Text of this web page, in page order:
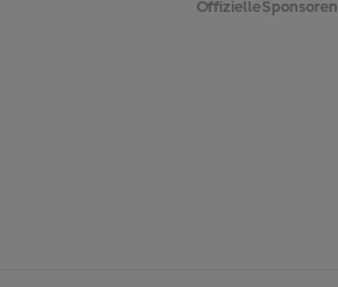
Offizielle Sponsoren